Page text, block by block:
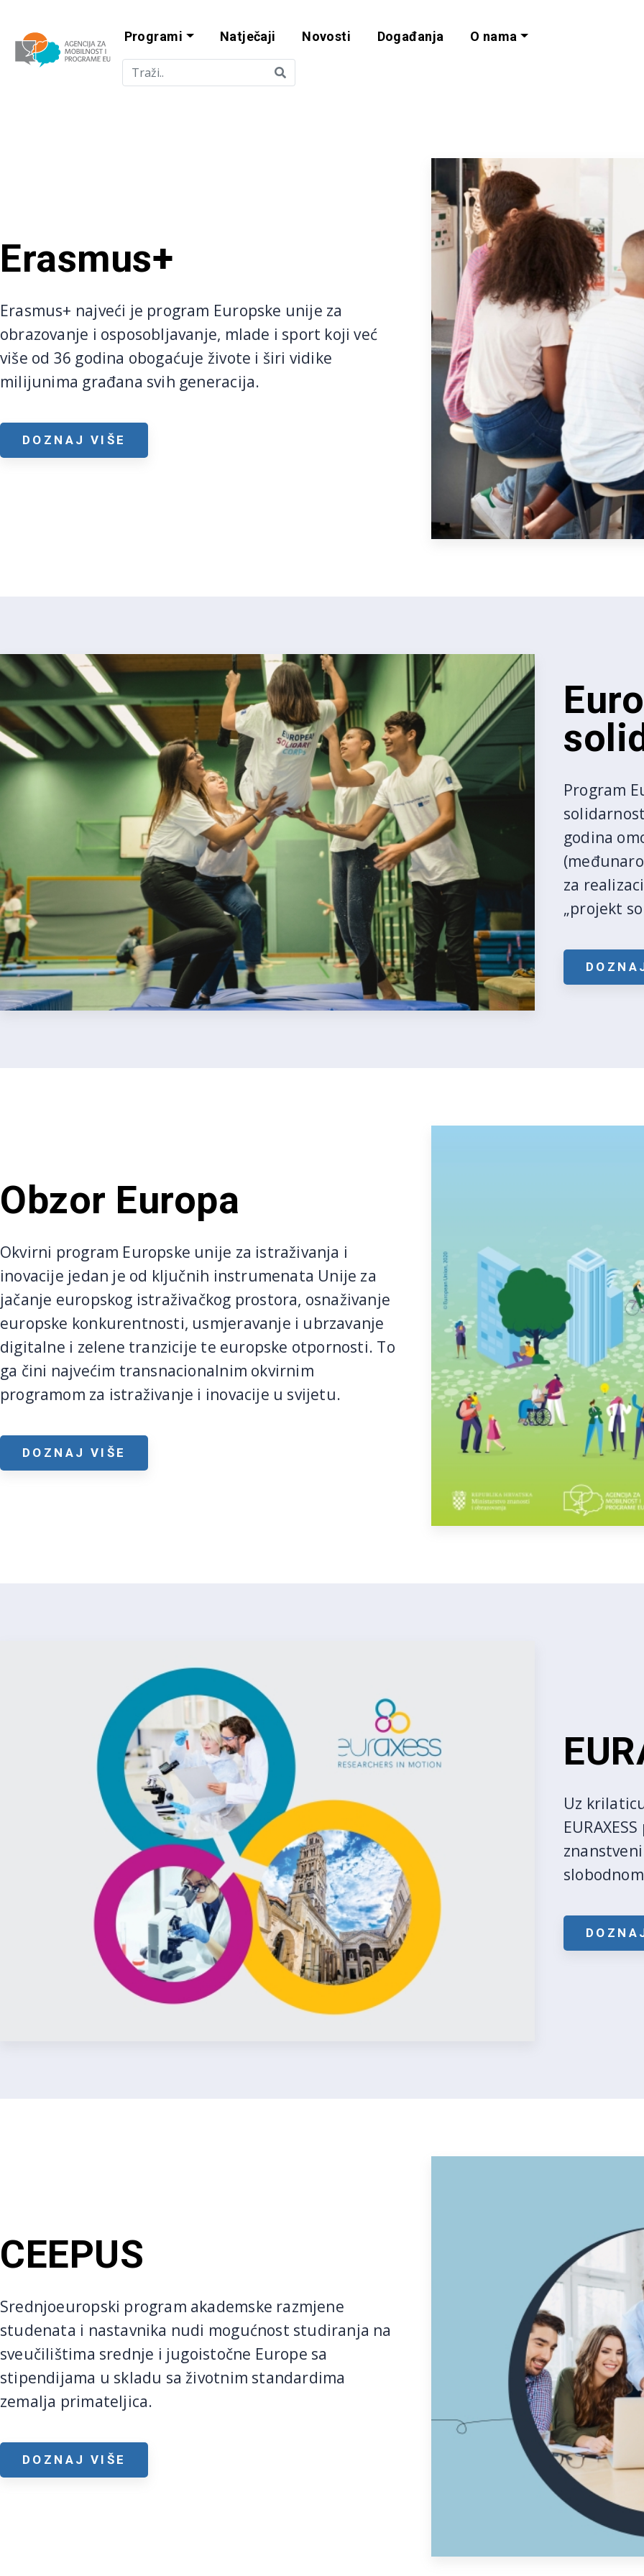
Agencija za mobilnost i programe
Programi Natječaji Novosti Događanja O nama
Erasmus+
Erasmus+ najveći je program Europske unije za
obrazovanje i osposobljavanje, mlade i sport koji već
više od 36 godina obogaćuje živote i širi vidike
milijunima građana svih generacija.
DOZNAJ VIŠE
Program
godina
za
„projekt
Obzor Europa
Okvirni program Europske unije za istraživanja i
inovacije jedan je od ključnih instrumenata Unije za
jačanje europskog istraživačkog prostora, osnaživanje
europske konkurentnosti, usmjeravanje i ubrzavanje
digitalne i zelene tranzicije te europske otpornosti. To
ga čini najvećim transnacionalnim okvirnim
programom za istraživanje i inovacije u svijetu.
DOZNAJ VIŠE
Uz
CEEPUS
Srednjoeuropski program akademske razmjene
studenata i nastavnika nudi mogućnost studiranja na
sveučilištima srednje i jugoistočne Europe sa
stipendijama u skladu sa životnim standardima
zemalja primateljica.
DOZNAJ VIŠE